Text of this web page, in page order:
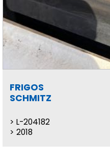
FRIGOS
SCHMITZ
L-204182
2018